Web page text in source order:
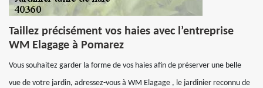
Taillez précisément vos haies avec l’entreprise
WM Elagage à Pomarez
Vous souhaitez garder la forme de vos haies afin de préserver une belle
vue de votre jardin, adressez-vous à WM Elagage , le jardinier reconnu de